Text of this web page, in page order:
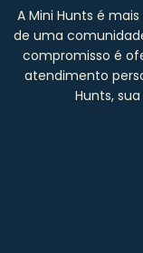
A Mini Hunts é
de uma
compromisso é
atendimento
Hunts,